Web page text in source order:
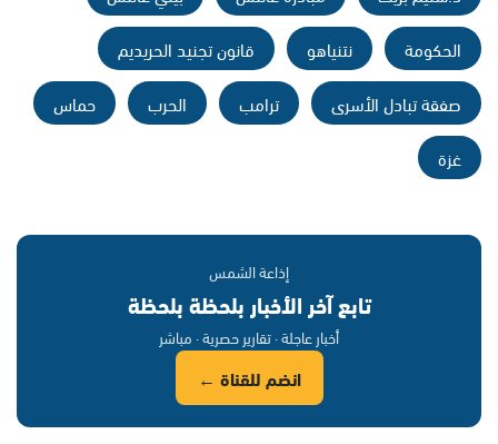
الحكومة
نتنياهو
قانون تجنيد الحريديم
صفقة تبادل الأسرى
ترامب الحرب
حماس
غزة
إذاعة الشمس
تابع آخر الأخبار بلحظة بلحظة
أخبار عاجلة · تقارير حصرية · مباشر
انضم للقناة ←